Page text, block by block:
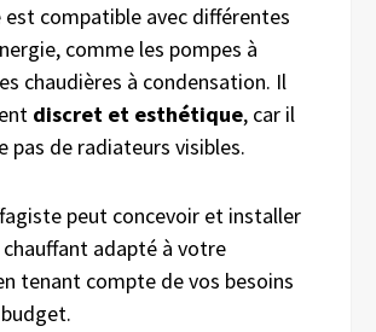
est compatible avec différentes
comme les pompes à
chaudières à condensation. Il
discret et esthétique, car il
pas de radiateurs visibles.
peut concevoir et installer
chauffant adapté à votre
tenant compte de vos besoins